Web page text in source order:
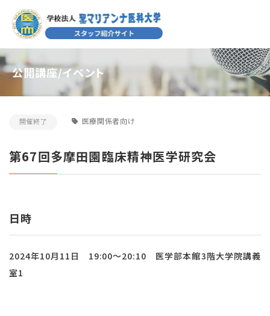
公開講座/イベント
開催終了 医療関係者向け
第67回多摩田園臨床精神医学研究会
日時
2024年10月11日 19:00～20:10 医学部本館3階大学院講義
室1